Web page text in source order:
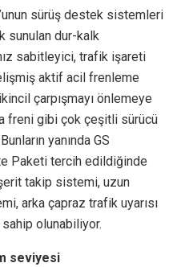
sürüş destek sistemleri
sunulan dur-kalk
sabitleyici, trafik işareti
aktif acil frenleme
çarpışmayı önlemeye
freni gibi çok çeşitli sürücü
yanında GS
Paketi tercih edildiğinde
takip sistemi, uzun
arka çapraz trafik uyarısı
olunabiliyor.
seviyesi